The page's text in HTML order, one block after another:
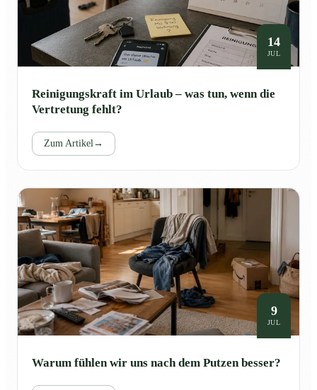
14
JUL
Reinigungskraft im Urlaub – was tun, wenn die
Vertretung fehlt?
Zum Artikel →
9
JUL
Warum fühlen wir uns nach dem Putzen besser?